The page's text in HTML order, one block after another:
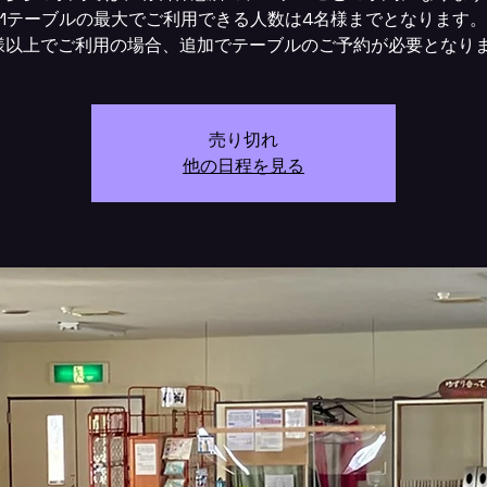
1テーブルの最大でご利用できる人数は4名様までとなります。
上でご利用の場合、追加でテーブルのご予約が必要となり
売り切れ
他の日程を見る